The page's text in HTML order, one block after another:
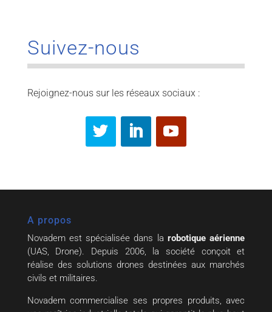
Suivez-nous
Rejoignez-nous sur les réseaux sociaux :
A propos
Novadem est spécialisée dans la robotique aérienne
(UAS, Drone). Depuis 2006, la société conçoit et
réalise des solutions drones destinées aux marchés
civils et militaires.
Novadem commercialise ses propres produits, avec